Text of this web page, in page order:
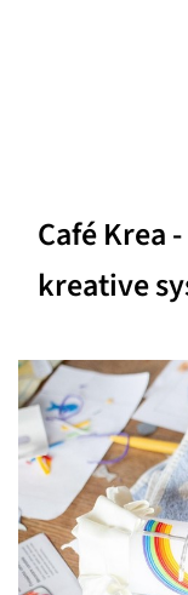
Café Krea
kreative